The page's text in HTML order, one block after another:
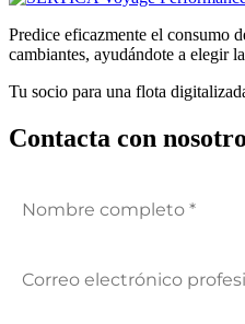
Predice eficazmente el consumo
cambiantes, ayudándote a elegir
Tu socio para una flota
Contacta con